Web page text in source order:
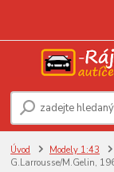
Úvod Modely 1:43
G.Larrousse/M.Gelin,